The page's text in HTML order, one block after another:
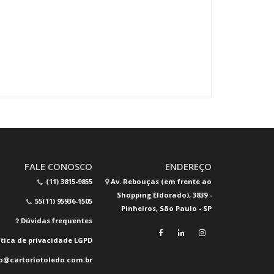
FALE CONOSCO
(11) 3815-9855
55(11) 95936-1505
Dúvidas frequentes
de privacidade LGPD
ENDEREÇO
Av. Rebouças (em frente ao
Shopping Eldorado), 3839 -
Pinheiros, São Paulo - SP